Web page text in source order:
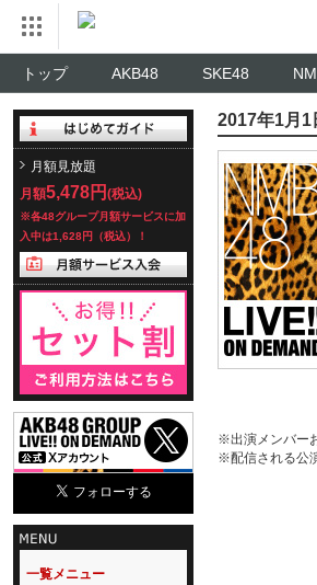
トップ AKB48 SKE48
月額見放題
月額5,478円 (税込)
※各48グループ月額サービスに加
入中は1,628円（税込）！
一覧メニュー
2017年1月1
※出演メンバー
※配信される公